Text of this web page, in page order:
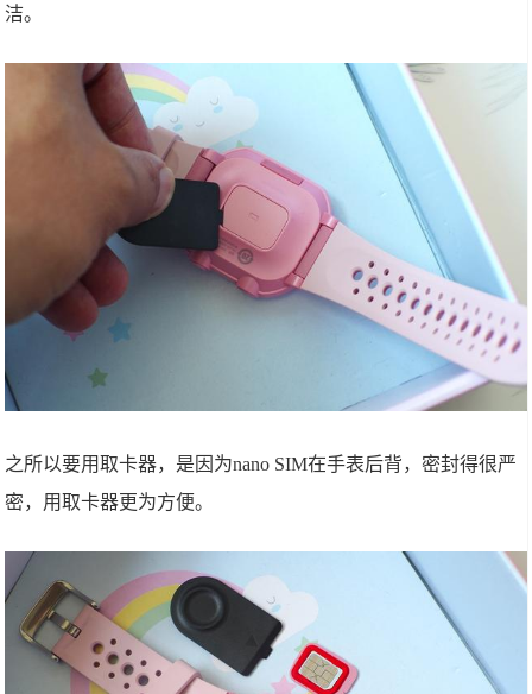
洁。
之所以要用取卡器，是因为nano SIM在手表后背，密封得很严
密，用取卡器更为方便。